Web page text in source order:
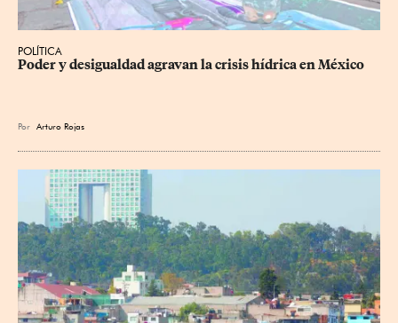
POLÍTICA
Poder y desigualdad agravan la crisis hídrica en México
Por Arturo Rojas